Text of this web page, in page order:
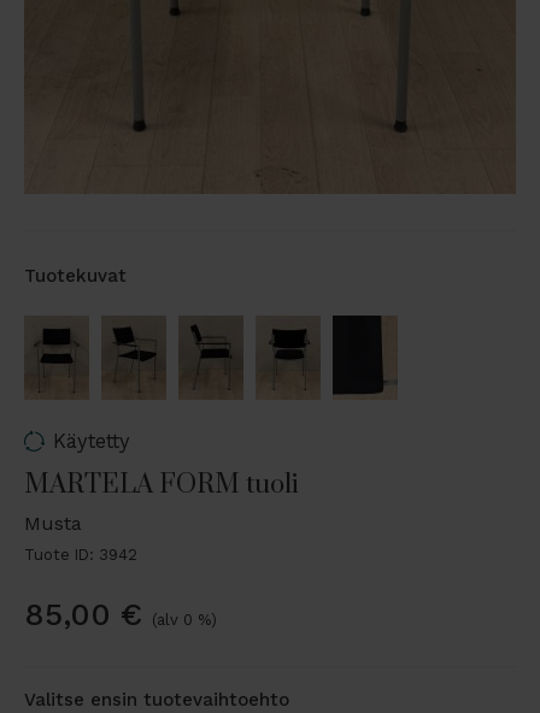
Tuotekuvat
Käytetty
MARTELA FORM tuoli
Musta
Tuote ID: 3942
85,00 € (alv 0 %)
Valitse ensin tuotevaihtoehto